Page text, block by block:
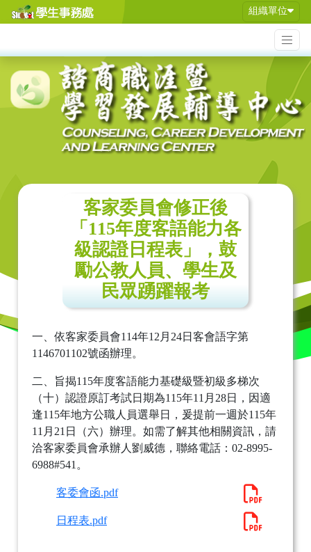
組織單位
客家委員會修正後
「115年度客語能力各
級認證日程表」，鼓
勵公教人員、學生及
民眾踴躍報考
一、依客家委員會114年12月24日客會語字第
1146701102號函辦理。
二、旨揭115年度客語能力基礎級暨初級多梯次
（十）認證原訂考試日期為115年11月28日，因適
逢115年地方公職人員選舉日，爰提前一週於115年
11月21日（六）辦理。如需了解其他相關資訊，請
洽客家委員會承辦人劉威德，聯絡電話：02-8995-
6988#541。
客委會函.pdf
日程表.pdf